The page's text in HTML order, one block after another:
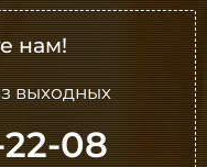
нам!
выходных
08